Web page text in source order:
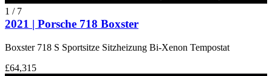
1 / 7
2021 | Porsche 718 Boxster
Boxster 718 S Sportsitze Sitzheizung Bi-Xenon Tempostat
£64,315